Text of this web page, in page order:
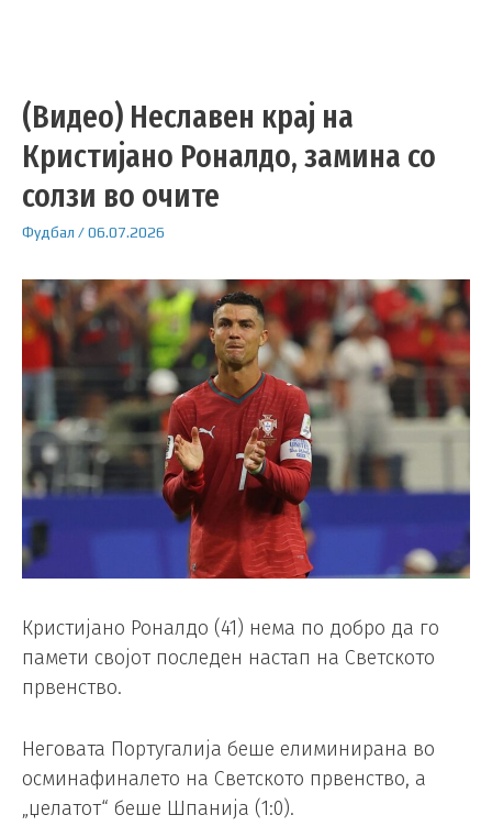
(Видео) Неславен крај на
Кристијано Роналдо, замина со
солзи во очите
Фудбал /06.07.2026
Кристијано Роналдо (41) нема по добро да го
памети својот последен настап на Светското
првенство.
Неговата Португалија беше елиминирана во
осминафиналето на Светското првенство, а
„џелатот“ беше Шпанија (1:0).